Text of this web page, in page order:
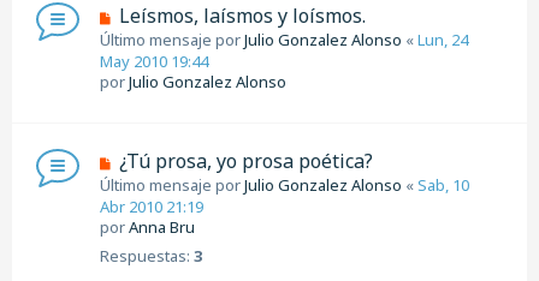
Leísmos, laísmos y loísmos.
Último mensaje porJulio Gonzalez Alonso «Lun, 24
May 2010 19:44
porJulio Gonzalez Alonso
¿Tú prosa, yo prosa poética?
Último mensaje porJulio Gonzalez Alonso «Sab, 10
Abr 2010 21:19
porAnna Bru
Respuestas: 3